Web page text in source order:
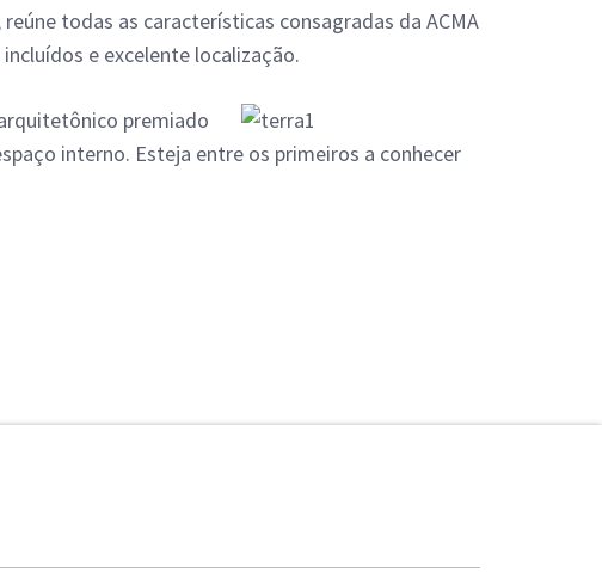
todas as características consagradas da ACMA
e excelente localização.
premiado
interno. Esteja entre os primeiros a conhecer